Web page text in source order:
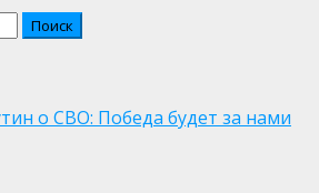
о СВО: Победа будет за нами